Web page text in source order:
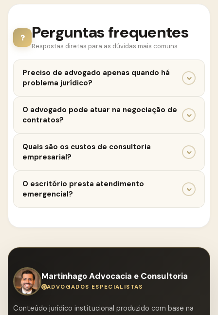
Perguntas frequentes
Respostas diretas para as dúvidas mais comuns
Preciso de advogado apenas quando há
problema jurídico?
custos desnecessários, contribuindo para a gestão
O advogado pode atuar na negociação de
contratos?
suporte jurídico reduzem riscos e protegem os
interesses da empresa.
Quais são os custos de consultoria
empresarial?
atuação, sendo definidos conforme normas da OAB
e plano de acompanhamento jurídico empresarial.
O escritório presta atendimento
emergencial?
Martinhago Advocacia e Consultoria
ADVOGADOS ESPECIALISTAS
Conteúdo jurídico institucional produzido com base na